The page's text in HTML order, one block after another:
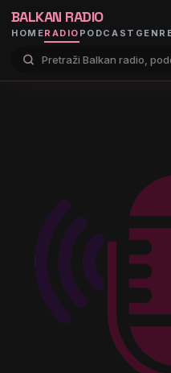
BALKAN RADIO
HOMERADIO PODCAST